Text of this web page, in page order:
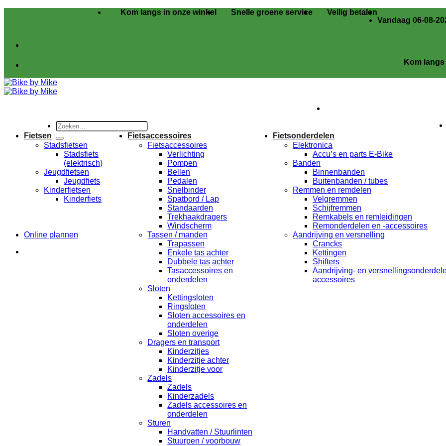
Kom langs in onze winkel Snelle groene service
Veilig betalen
Vandaag 06-08-
Kom langs in
Zoeken
naar:
Online plannen
Fietsen
Stadsfietsen
Stadsfiets
(elektrisch)
Jeugdfietsen
Jeugdfiets
Kinderfietsen
Kinderfiets
Fietsaccessoires
Fietsaccessoires
Verlichting
Pompen
Bellen
Pedalen
Snelbinder
Spatbord / Lap
Standaarden
Trekhaakdragers
Windscherm
Tassen / manden
Trapassen
Enkele tas achter
Dubbele tas achter
Tasaccessoires en
onderdelen
Sloten
Kettingsloten
Ringsloten
Sloten accessoires en
onderdelen
Sloten overige
Dragers en transport
Kinderzitjes
Kinderzitje achter
Kinderzitje voor
Zadels
Zadels
Kinderzadels
Zadels accessoires en
onderdelen
Sturen
Handvatten / Stuurlinten
Stuurpen / voorbouw
Fietsonderdelen
Elektronica
Accu’s en parts E-Bike
Banden
Binnenbanden
Buitenbanden / tubes
Remmen en remdelen
Velgremmen
Schijfremmen
Remkabels en remleidingen
Remonderdelen en -accessoires
Aandrijving en versnelling
Crancks
Kettingen
Shifters
Aandrijving- en
accessoires